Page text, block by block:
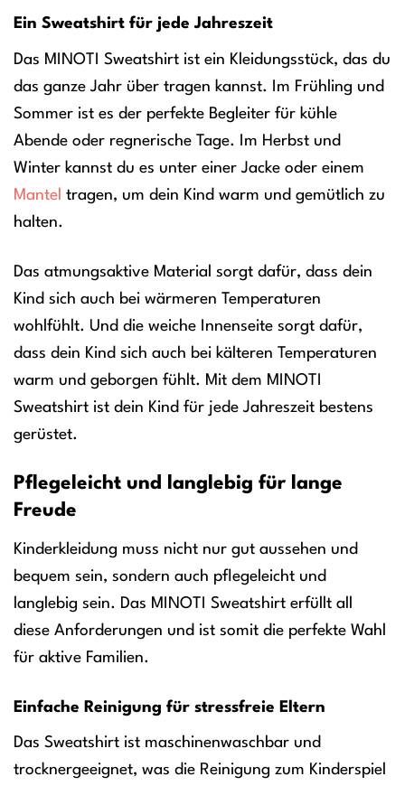
Ein Sweatshirt für jede Jahreszeit
Das MINOTI Sweatshirt ist ein Kleidungsstück, das du
das ganze Jahr über tragen kannst. Im Frühling und
Sommer ist es der perfekte Begleiter für kühle
Abende oder regnerische Tage. Im Herbst und
Winter kannst du es unter einer Jacke oder einem
Mantel tragen, um dein Kind warm und gemütlich zu
halten.
Das atmungsaktive Material sorgt dafür, dass dein
Kind sich auch bei wärmeren Temperaturen
wohlfühlt. Und die weiche Innenseite sorgt dafür,
dass dein Kind sich auch bei kälteren Temperaturen
warm und geborgen fühlt. Mit dem MINOTI
Sweatshirt ist dein Kind für jede Jahreszeit bestens
gerüstet.
Pflegeleicht und langlebig für lange
Freude
Kinderkleidung muss nicht nur gut aussehen und
bequem sein, sondern auch pflegeleicht und
langlebig sein. Das MINOTI Sweatshirt erfüllt all
diese Anforderungen und ist somit die perfekte Wahl
für aktive Familien.
Einfache Reinigung für stressfreie Eltern
Das Sweatshirt ist maschinenwaschbar und
trocknergeeignet, was die Reinigung zum Kinderspiel